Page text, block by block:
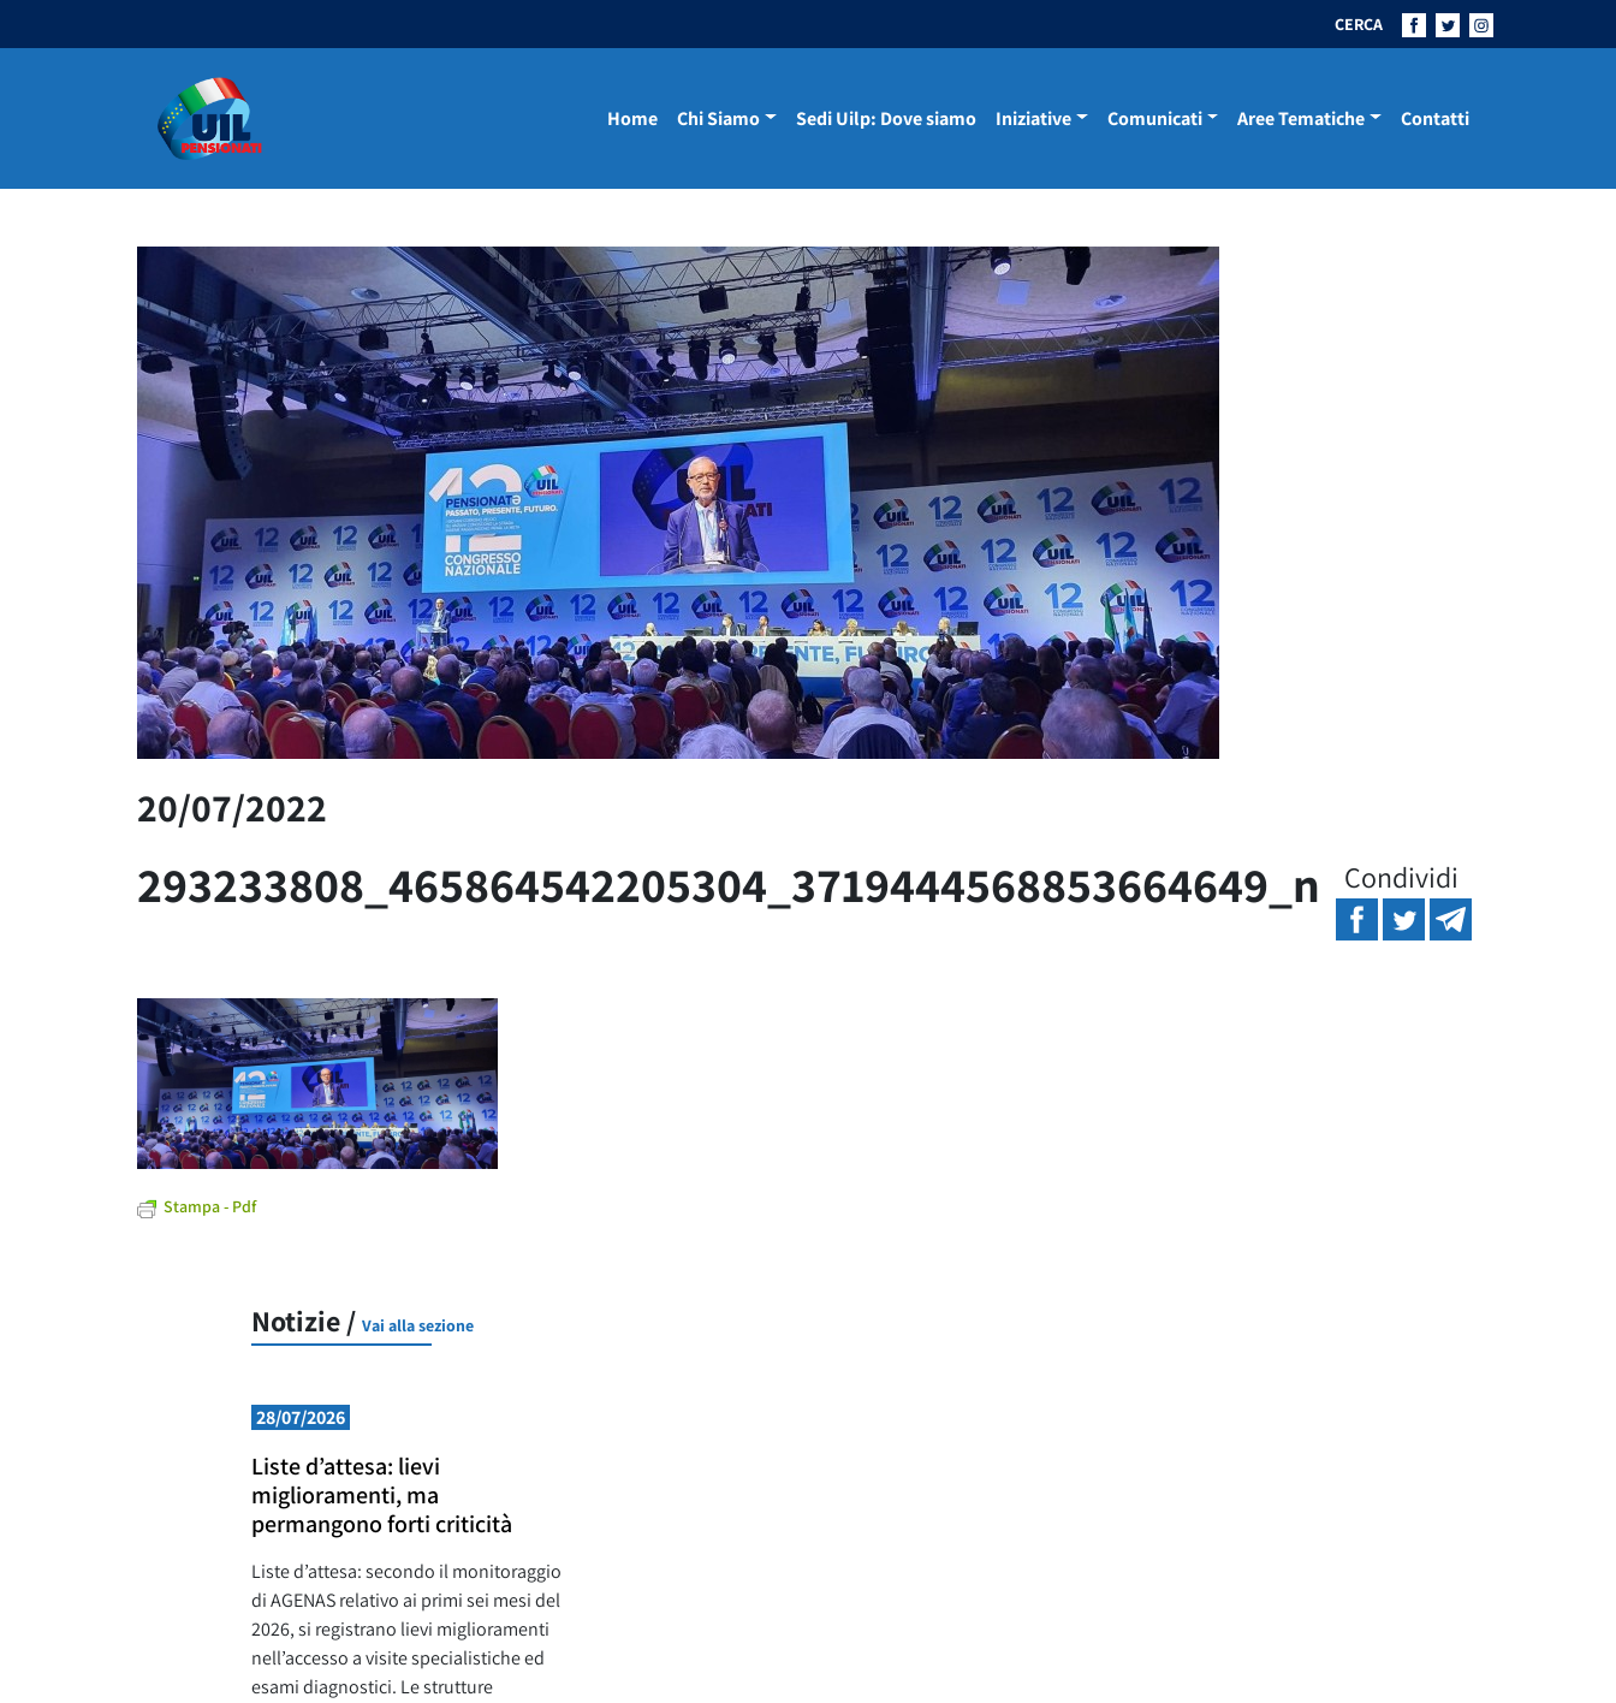
CERCA
Navigazione principale Home Chi Siamo Sedi Uilp: Dove siamo Iniziative Comunicati Aree Tematiche Contatti
20/07/2022
293233808_465864542205304_3719444568853664649_n Condividi
Stampa - Pdf
Notizie / Vai alla sezione
28/07/2026
Liste d’attesa: lievi
miglioramenti, ma
permangono forti criticità
Liste d’attesa: secondo il monitoraggio
di AGENAS relativo ai primi sei mesi del
2026, si registrano lievi miglioramenti
nell’accesso a visite specialistiche ed
esami diagnostici. Le strutture